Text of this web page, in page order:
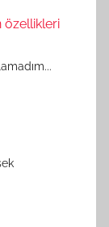
özellikleri